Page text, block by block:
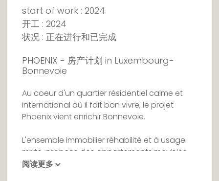
start of work : 2024
开工 : 2024
状况 : 正在进行和已完成
PHOENIX - 房产计划 in Luxembourg-
Bonnevoie
Au coeur d'un quartier résidentiel calme et
international où il fait bon vivre, le projet
Phoenix vient enrichir Bonnevoie.
L'ensemble immobilier réhabilité et à usage
mixte, propose des appartements meublés
allant du studio au 2 chambres à l'esthétisme
阅读更多